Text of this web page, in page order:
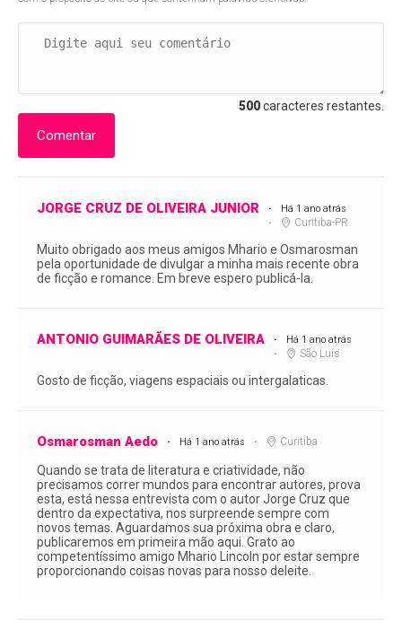
500caracteres restantes.
Comentar
JORGE CRUZ DE OLIVEIRA JUNIOR Há 1 ano atrás
Curitiba-PR
Muito obrigado aos meus amigos Mhario e Osmarosman
pela oportunidade de divulgar a minha mais recente obra
de ficção e romance. Em breve espero publicá-la.
ANTONIO GUIMARÃES DE OLIVEIRA Há 1 ano atrás
São Luís
Gosto de ficção, viagens espaciais ou intergalaticas.
Osmarosman Aedo Há 1 ano atrás Curitiba
Quando se trata de literatura e criatividade, não
precisamos correr mundos para encontrar autores, prova
esta, está nessa entrevista com o autor Jorge Cruz que
dentro da expectativa, nos surpreende sempre com
novos temas. Aguardamos sua próxima obra e claro,
publicaremos em primeira mão aqui. Grato ao
competentíssimo amigo Mhario Lincoln por estar sempre
proporcionando coisas novas para nosso deleite.